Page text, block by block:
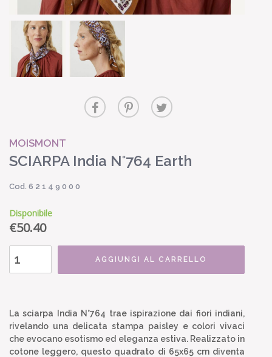
MOISMONT
SCIARPA India N°764 Earth
Cod. 6 2 1 4 9 0 0 0
Disponibile
€50.40
AGGIUNGI AL CARRELLO
La sciarpa India N°764 trae ispirazione dai fiori indiani,
rivelando una delicata stampa paisley e colori vivaci
che evocano esotismo ed eleganza estiva. Realizzato in
cotone leggero, questo quadrato di 65x65 cm diventa